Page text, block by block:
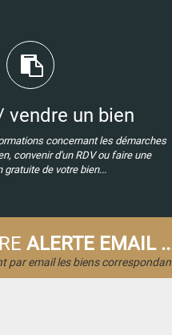
vendre un bien
concernant les démarches
convenir d'un RDV ou faire une
gratuite de votre bien...
ALERTE EMAIL
par email les biens